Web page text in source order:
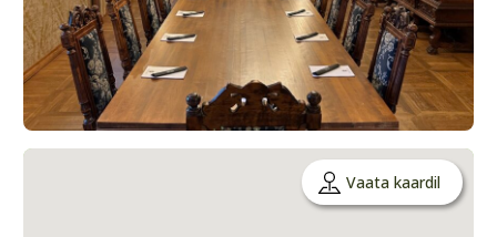
Vaata kaardil